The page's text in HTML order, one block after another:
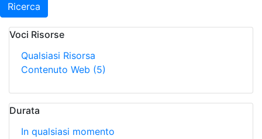
Ricerca
Voci Risorse
Qualsiasi Risorsa
Contenuto Web (5)
Durata
In qualsiasi momento